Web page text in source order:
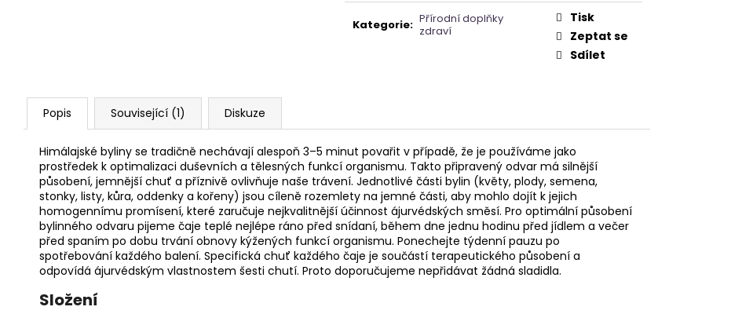
Kategorie: Přírodní doplňky
zdraví
Tisk
Zeptat se
Sdílet
Popis Související (1) Diskuze
Himálajské byliny se tradičně nechávají alespoň 3–5 minut povařit v případě, že je používáme jako
prostředek k optimalizaci duševních a tělesných funkcí organismu. Takto připravený odvar má silnější
působení, jemnější chuť a příznivě ovlivňuje naše trávení. Jednotlivé části bylin (květy, plody, semena,
stonky, listy, kůra, oddenky a kořeny) jsou cíleně rozemlety na jemné části, aby mohlo dojít k jejich
homogennímu promísení, které zaručuje nejkvalitnější účinnost ájurvédských směsí. Pro optimální působení
bylinného odvaru pijeme čaje teplé nejlépe ráno před snídaní, během dne jednu hodinu před jídlem a večer
před spaním po dobu trvání obnovy kýžených funkcí organismu. Ponechejte týdenní pauzu po
spotřebování každého balení. Specifická chuť každého čaje je součástí terapeutického působení a
odpovídá ájurvédským vlastnostem šesti chutí. Proto doporučujeme nepřidávat žádná sladidla.
Složení